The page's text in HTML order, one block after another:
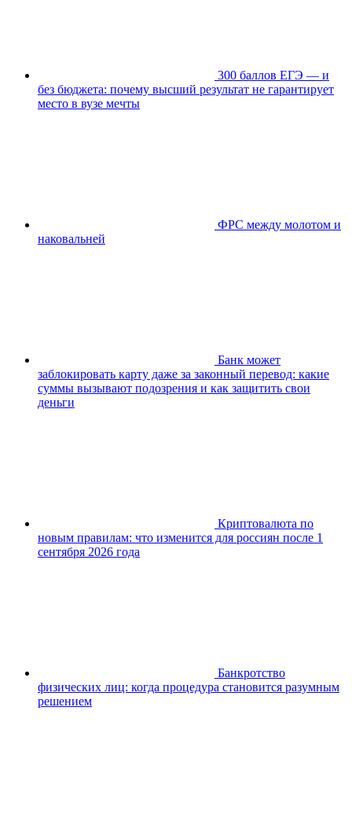
300 баллов ЕГЭ — и
без бюджета: почему высший результат не гарантирует
место в вузе мечты
ФРС между молотом и
наковальней
Банк может
заблокировать карту даже за законный перевод: какие
суммы вызывают подозрения и как защитить свои
деньги
Криптовалюта по
новым правилам: что изменится для россиян после 1
сентября 2026 года
Банкротство
физических лиц: когда процедура становится разумным
решением